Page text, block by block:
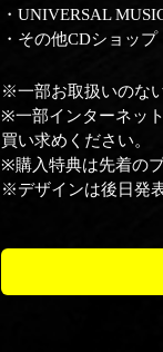
・UNIVERSAL
・その他CDショッ
※一部お取扱いのな
※一部インターネッ
買い求めください。
※購入特典は先着の
※デザインは後日発